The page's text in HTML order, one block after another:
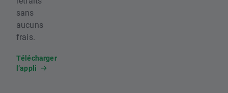
sans
aucuns
frais.
Télécharger
l’appli